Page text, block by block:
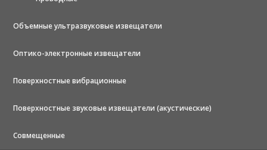
Объемные ультразвуковые извещатели
Оптико-электронные извещатели
Поверхностные вибрационные
Поверхностные звуковые извещатели (акустические)
Совмещенные